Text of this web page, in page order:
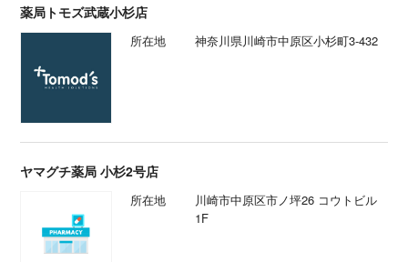
薬局トモズ武蔵小杉店
所在地 神奈川県川崎市中原区小杉町3-432
ヤマグチ薬局 小杉2号店
所在地
川崎市中原区市ノ坪26 コウトビル
1F